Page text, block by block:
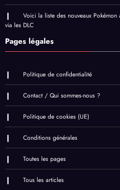
Voici la liste des nouveaux
via les DLC
Pages légales
Politique de confidentialité
Contact / Qui sommes-nous ?
Politique de cookies (UE)
Conditions générales
Toutes les pages
Tous les articles